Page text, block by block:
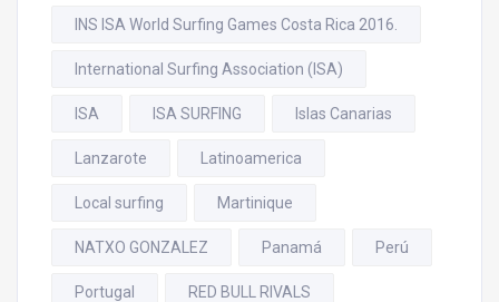
INS ISA World Surfing Games Costa Rica 2016.
International Surfing Association (ISA)
ISA ISA SURFING Islas Canarias
Lanzarote Latinoamerica
Local surfing Martinique
NATXO GONZALEZ Panamá Perú
Portugal RED BULL RIVALS